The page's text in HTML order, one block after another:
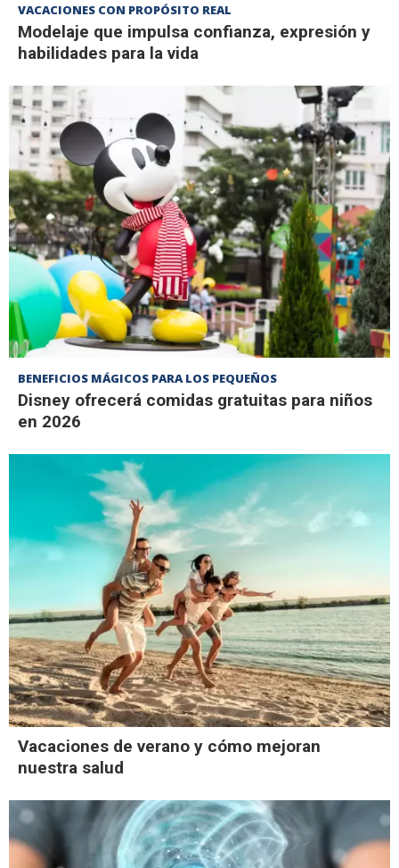
VACACIONES CON PROPÓSITO REAL
Modelaje que impulsa confianza, expresión y
habilidades para la vida
BENEFICIOS MÁGICOS PARA LOS PEQUEÑOS
Disney ofrecerá comidas gratuitas para niños
en 2026
Vacaciones de verano y cómo mejoran
nuestra salud